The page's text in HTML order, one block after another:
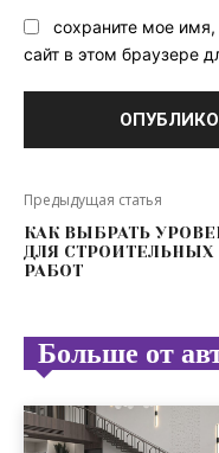
сохраните мое
сайт в этом браузере
Предыдущая статья
КАК ВЫБРАТЬ
ДЛЯ СТРОИТЕЛЬНЫХ
РАБОТ
Больше от